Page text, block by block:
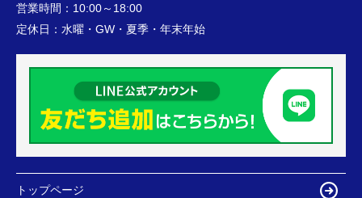
営業時間： 10:00～18:00
定休日： 水曜・GW・夏季・年末年始
トップページ